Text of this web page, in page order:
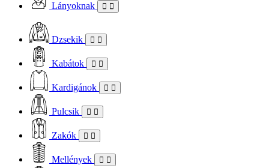
Lányoknak
Dzsekik
Kabátok
Kardigánok
Pulcsik
Zakók
Mellények